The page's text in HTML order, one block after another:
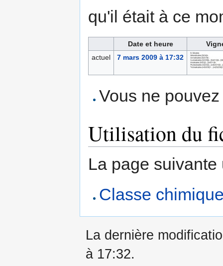
qu'il était à ce
Date et heure
actuel
7 mars 2009 à 17:32
Vous ne
Utilisation du
La page
Classe
La dernière
à 17:32.